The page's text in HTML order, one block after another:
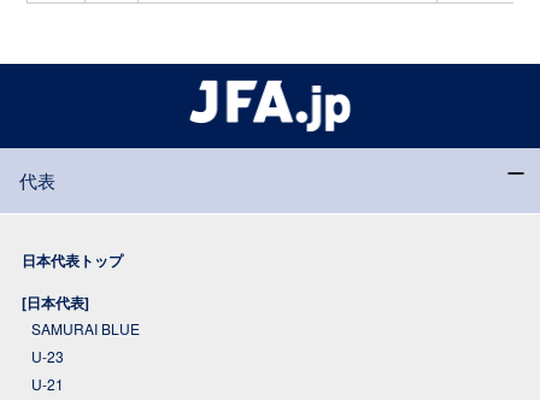
代表
日本代表トップ
[日本代表]
SAMURAI BLUE
U-23
U-21